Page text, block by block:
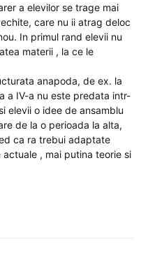
a elevilor se trage mai
care nu ii atrag deloc
In primul rand elevii nu
materii , la ce le
anapoda, de ex. la
a IV-a nu este predata intr-
elevii o idee de ansamblu
de la o perioada la alta,
ca ra trebui adaptate
, mai putina teorie si